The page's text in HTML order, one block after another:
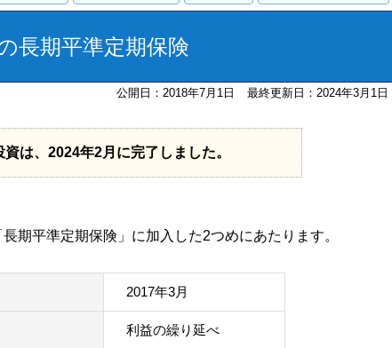
長期平準定期保険
公開日：2018年7月1日 最終更新日：2024年3月1日
資は、2024年2月に完了しました。
期平準定期保険」に加入した2つめにあたります。
2017年3月
利益の繰り延べ